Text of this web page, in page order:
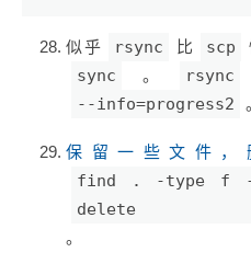
似乎 rsync 比 scp
sync 。 rsync
--info=progress2
保留一些文件，
find . -type f -
delete
。